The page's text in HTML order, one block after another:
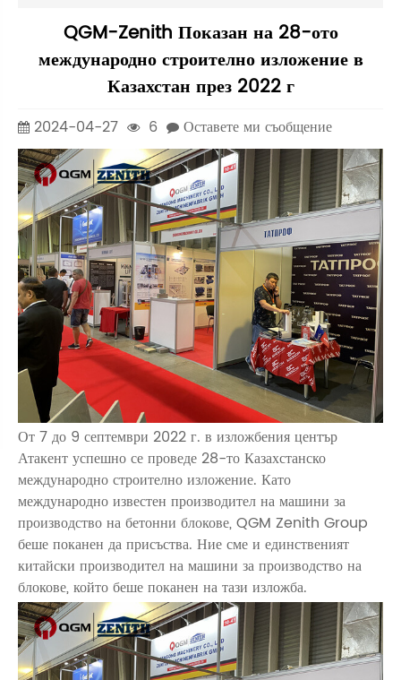
QGM-Zenith Показан на 28-ото
международно строително изложение в
Казахстан през 2022 г
2024-04-27 6 Оставете ми съобщение
От 7 до 9 септември 2022 г. в изложбения център
Атакент успешно се проведе 28-то Казахстанско
международно строително изложение. Като
международно известен производител на машини за
производство на бетонни блокове, QGM Zenith Group
беше поканен да присъства. Ние сме и единственият
китайски производител на машини за производство на
блокове, който беше поканен на тази изложба.